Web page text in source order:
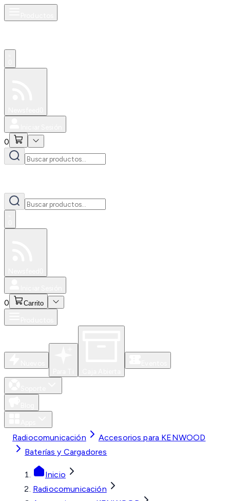
0
0 Carrito
Radiocomunicación
Accesorios para KENWOOD
Baterías y Cargadores
Inicio
Radiocomunicación